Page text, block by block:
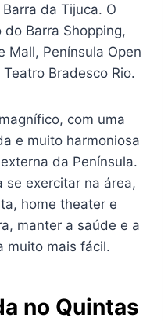
da Tijuca. O
Barra Shopping,
Mall, Península Open
Bradesco Rio.
com uma
e muito harmoniosa
da Península.
se exercitar na área,
home theater e
manter a saúde e a
muito mais fácil.
no Quintas